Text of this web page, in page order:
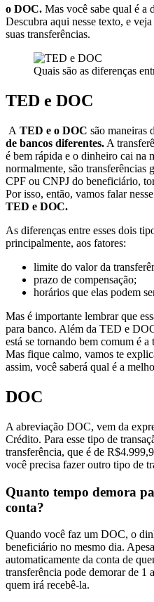
o DOC. Mas você sabe qual é
Descubra aqui nesse texto, e
suas transferências.
Quais são as diferenças
TED e DOC
A TED e o DOC são maneiras
de bancos diferentes. A
é bem rápida e o dinheiro cai na
normalmente, são transferências
CPF ou CNPJ do beneficiário,
Por isso, então, vamos falar
TED e DOC.
As diferenças entre esses dois
principalmente, aos fatores:
limite do valor da
prazo de compensação;
horários que elas podem
Mas é importante lembrar que
para banco. Além da TED e
está se tornando bem comum é
Mas fique calmo, vamos te
assim, você saberá qual é a
DOC
A abreviação DOC, vem da
Crédito. Para esse tipo de
transferência, que é de
você precisa fazer outro tipo de
Quanto tempo demora
conta?
Quando você faz um DOC, o
beneficiário no mesmo dia.
automaticamente da conta de
transferência pode demorar de 1
quem irá recebê-la.